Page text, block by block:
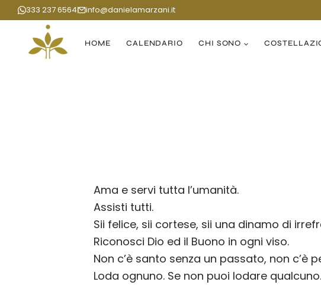
Salta
al
contenuto
333 237 6564 info@danielamarzani.it
HOME CALENDARIO CHI SONO
Ama e servi tutta l’umanità.
Assisti tutti.
Sii felice, sii cortese, sii una dinamo di
Riconosci Dio ed il Buono in ogni viso.
Non c’è santo senza un passato, non c’è
Loda ognuno. Se non puoi lodare